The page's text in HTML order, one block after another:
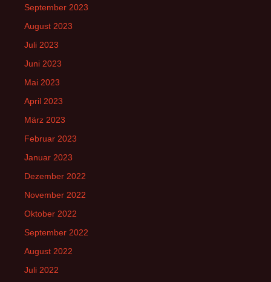
September 2023
August 2023
Juli 2023
Juni 2023
Mai 2023
April 2023
März 2023
Februar 2023
Januar 2023
Dezember 2022
November 2022
Oktober 2022
September 2022
August 2022
Juli 2022